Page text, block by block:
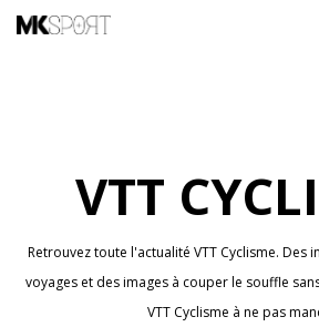
VTT
Retrouvez toute l'actualité VTT Cyclisme. Des
voyages et des images à couper le souffle
VTT Cyclisme à ne pas